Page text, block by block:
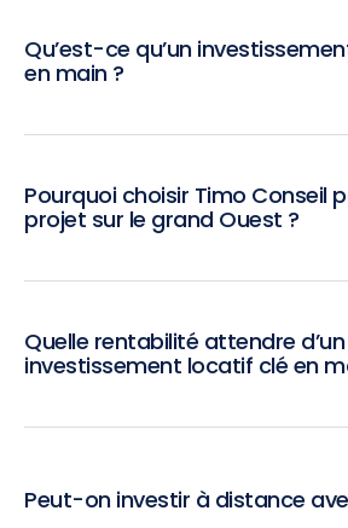
Qu’est-ce qu’un
en main ?
Pourquoi choisir Timo Conseil
projet sur le grand Ouest ?
Quelle rentabilité attendre d’un
investissement locatif clé en
Peut-on investir à distance